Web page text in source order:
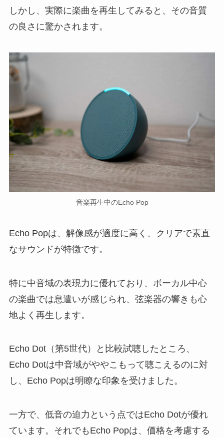
しかし、実際に楽曲を再生してみると、その音質
の良さに驚かされます。
音楽再生中のEcho Pop
Echo Popは、解像感が適度に高く、クリアで素直
なサウンドが特徴です。
特に中音域の表現力に優れており、ボーカル中心
の楽曲では息遣いが感じられ、弦楽器の響きも心
地よく再生します。
Echo Dot（第5世代）と比較試聴したところ、
Echo Dotは中音域がややこもって聴こえるのに対
し、Echo Popは明瞭な印象を受けました。
一方で、低音の迫力という点ではEcho Dotが優れ
ています。それでもEcho Popは、価格を考慮する